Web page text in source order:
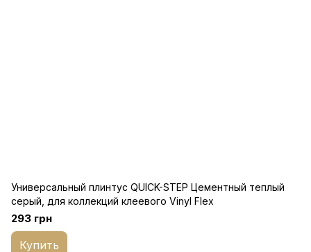
Универсальный плинтус QUICK-STEP Цементный теплый
серый, для коллекций клеевого Vinyl Flex
293 грн
Купить